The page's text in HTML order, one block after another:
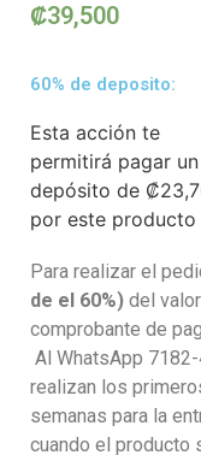
₡39,500
60% de deposito:
Esta acción te
permitirá pagar un
depósito de ₡
por este producto
Para realizar el
de el 60%) del
comprobante de
Al WhatsApp
realizan los
semanas para la
cuando el producto